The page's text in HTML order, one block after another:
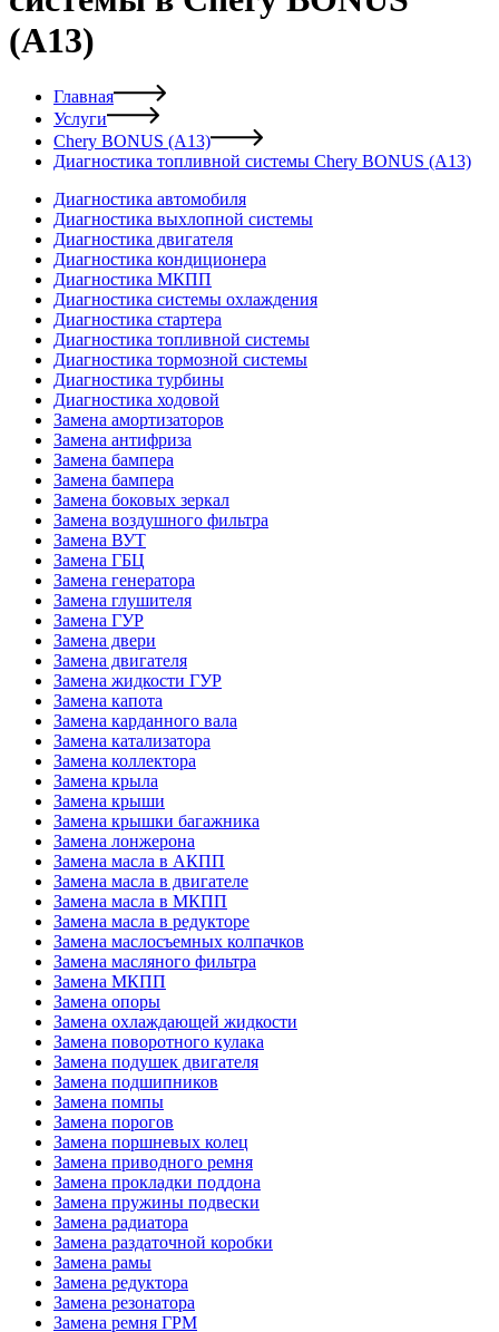
(A13)
Главная
Услуги
Chery BONUS (A13)
Диагностика топливной системы Chery BONUS (A13)
Диагностика автомобиля
Диагностика выхлопной системы
Диагностика двигателя
Диагностика кондиционера
Диагностика МКПП
Диагностика системы охлаждения
Диагностика стартера
Диагностика топливной системы
Диагностика тормозной системы
Диагностика турбины
Диагностика ходовой
Замена амортизаторов
Замена антифриза
Замена бампера
Замена бампера
Замена боковых зеркал
Замена воздушного фильтра
Замена ВУТ
Замена ГБЦ
Замена генератора
Замена глушителя
Замена ГУР
Замена двери
Замена двигателя
Замена жидкости ГУР
Замена капота
Замена карданного вала
Замена катализатора
Замена коллектора
Замена крыла
Замена крыши
Замена крышки багажника
Замена лонжерона
Замена масла в АКПП
Замена масла в двигателе
Замена масла в МКПП
Замена масла в редукторе
Замена маслосъемных колпачков
Замена масляного фильтра
Замена МКПП
Замена опоры
Замена охлаждающей жидкости
Замена поворотного кулака
Замена подушек двигателя
Замена подшипников
Замена помпы
Замена порогов
Замена поршневых колец
Замена приводного ремня
Замена прокладки поддона
Замена пружины подвески
Замена радиатора
Замена раздаточной коробки
Замена рамы
Замена редуктора
Замена резонатора
Замена ремня ГРМ